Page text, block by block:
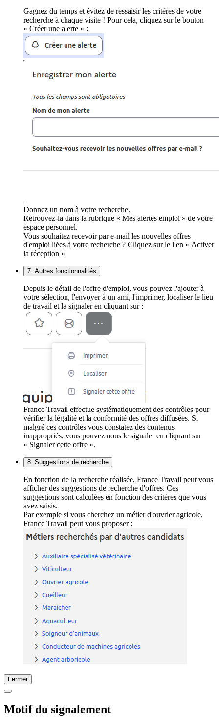
Gagnez du temps et évitez de ressaisir les critères de votre
recherche à chaque visite ! Pour cela, cliquez sur le bouton
« Créer une alerte » :
Donnez un nom à votre recherche.
Retrouvez-la dans la rubrique « Mes alertes emploi » de votre
espace personnel.
Vous souhaitez recevoir par e-mail les nouvelles offres
d'emploi liées à votre recherche ? Cliquez sur le lien « Activer
la réception ».
7. Autres fonctionnalités
Depuis le détail de l'offre d'emploi, vous pouvez l'ajouter à
votre sélection, l'envoyer à un ami, l'imprimer, localiser le lieu
de travail et la signaler en cliquant sur :
France Travail effectue systématiquement des contrôles pour
vérifier la légalité et la conformité des offres diffusées. Si
malgré ces contrôles vous constatez des contenus
inappropriés, vous pouvez nous le signaler en cliquant sur
« Signaler cette offre ».
8. Suggestions de recherche
En fonction de la recherche réalisée, France Travail peut vous
afficher des suggestions de recherche d'offres. Ces
suggestions sont calculées en fonction des critères que vous
avez saisis.
Par exemple si vous cherchez un métier d'ouvrier agricole,
France Travail peut vous proposer :
Fermer
Motif du signalement